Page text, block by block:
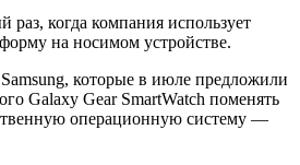
раз, когда компания использует
на носимом устройстве.
которые в июле предложили
Galaxy Gear SmartWatch поменять
операционную систему —